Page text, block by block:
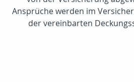
Ansprüche werden im
der vereinbarten